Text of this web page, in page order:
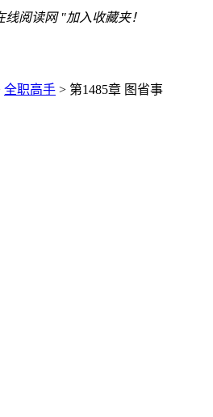
阅读网 "加入收藏夹！
全职高手 > 第1485章 图省事